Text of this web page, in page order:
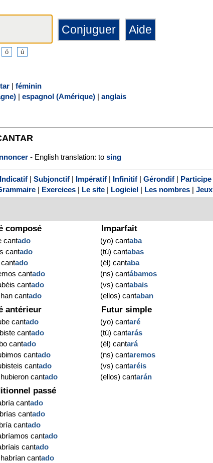
| féminin
| espagnol (Amérique) | anglais
- English translation: to sing
Indicatif| Subjonctif| Impératif| Infinitif| Gérondif|
Participe
Exercices Le site Logiciel Les nombres Jeux
composé
cantado
cantado
ado
cantado
cantado
cantado
Imparfait
(yo) cantaba
(tú) cantabas
(él) cantaba
(ns) cantábamos
(vs) cantabais
(ellos) cantaban
antérieur
cantado
cantado
cantado
cantado
cantado
cantado
Futur simple
(yo) cantaré
(tú) cantarás
(él) cantará
(ns) cantaremos
(vs) cantaréis
(ellos) cantarán
passé
cantado
cantado
cantado
cantado
cantado
cantado